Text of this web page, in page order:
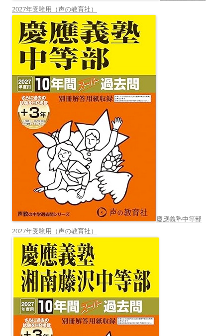
2027年受験用（声の教育社）
慶應義塾中等部
2027年受験用（声の教育社）